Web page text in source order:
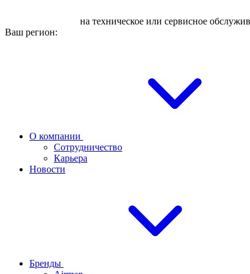
на техническое или сервисное
Ваш регион:
О компании
Сотрудничество
Карьера
Новости
Бренды